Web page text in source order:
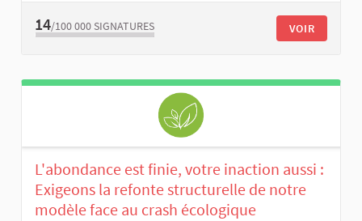
14/100 000 SIGNATURES VOIR
L'abondance est finie, votre inaction aussi :
Exigeons la refonte structurelle de notre
modèle face au crash écologique